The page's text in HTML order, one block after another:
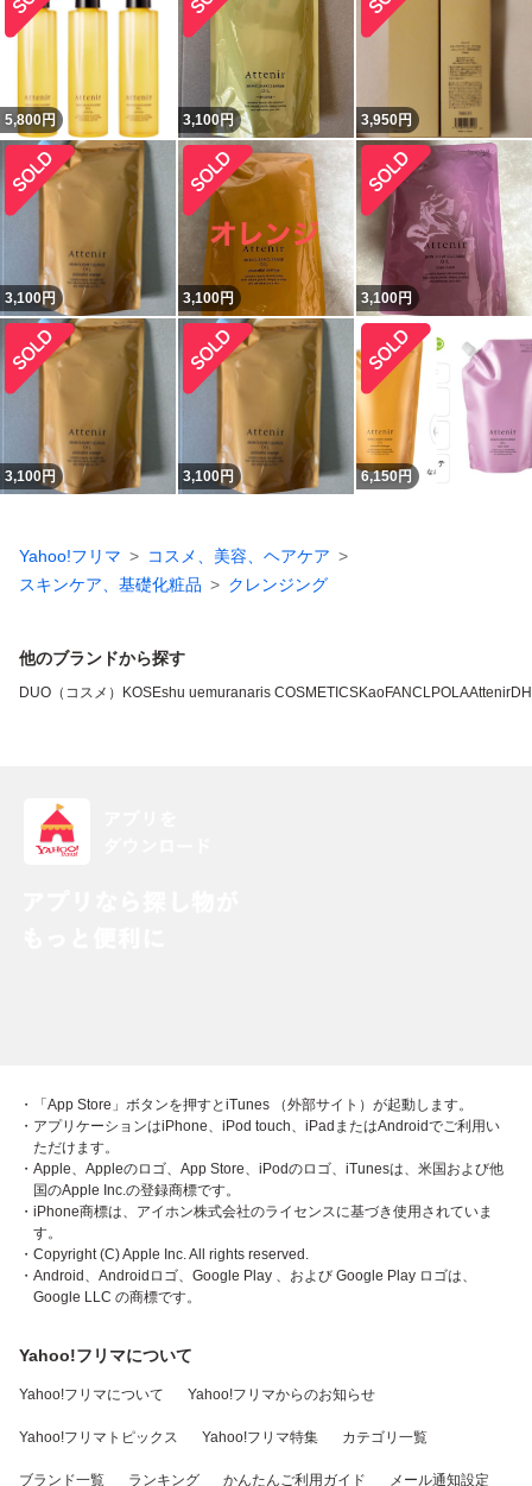
5,800円 3,100円 3,950円
3,100円 3,100円 3,100円
3,100円 3,100円 6,150円
Yahoo!フリマ
コスメ、美容、ヘアケア
スキンケア、基礎化粧品
クレンジング
他のブランドから探す
DUO（コスメ） KOSEshu uemuranaris COSMETICSKaoFANCLPOLAAttenir
・「App Store」ボタンを押すとiTunes （外部サイト）が起動します。
・アプリケーションはiPhone、iPod touch、iPadまたはAndroidでご利用い
ただけます。
・Apple、Appleのロゴ、App Store、iPodのロゴ、iTunesは、米国および他
国のApple Inc.の登録商標です。
・iPhone商標は、アイホン株式会社のライセンスに基づき使用されていま
す。
・Copyright (C) Apple Inc. All rights reserved.
・Android、Androidロゴ、Google Play 、および Google Play ロゴは、
Google LLC の商標です。
Yahoo!フリマについて
Yahoo!フリマについて Yahoo!フリマからのお知らせ
Yahoo!フリマトピックス Yahoo!フリマ特集 カテゴリ一覧
ブランド一覧 ランキング かんたんご利用ガイド メール通知設定